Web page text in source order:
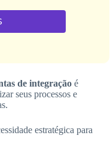
de integração é
seus processos e
estratégica para